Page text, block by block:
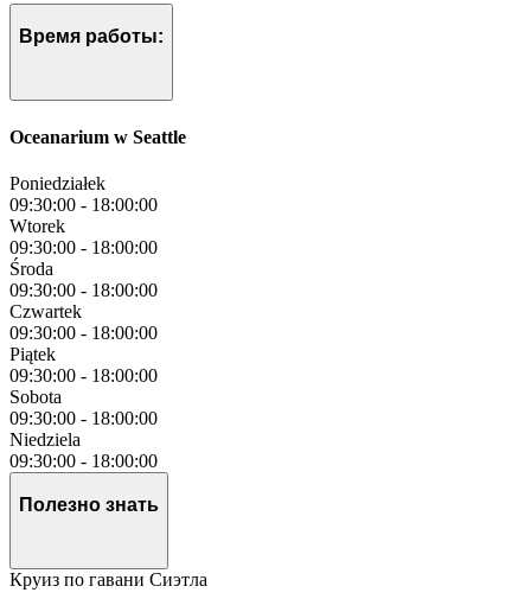
Время работы:
Oceanarium w Seattle
Poniedziałek
09:30:00 - 18:00:00
Wtorek
09:30:00 - 18:00:00
Środa
09:30:00 - 18:00:00
Czwartek
09:30:00 - 18:00:00
Piątek
09:30:00 - 18:00:00
Sobota
09:30:00 - 18:00:00
Niedziela
09:30:00 - 18:00:00
Полезно знать
Круиз по гавани Сиэтла